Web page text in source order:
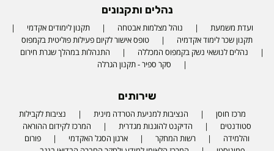
נהלים ותקנונים
ועדת משמעת נוהל מצלמות אבטחה
תקנון לימודים אקדמי
תקנון שכר לימוד אקדמיה
טופס אישור לקיום פעילות פוליטית בקמפוס
נהלים לנושאי נשק בקמפוס המכללה
התנהלות במהלך שגרת חירום
סקר ספיר - תקנון הגרלה
שירותים
מרכז חוסן הנציבות למניעת הטרדה מינית
נציבות לקבילות
סטודנטים
הדיקנט להוגנות מגדרית
המרכז לקידום ההוראה
והלמידה
רשות המחקר ארגון הסגל האקדמי
פורום